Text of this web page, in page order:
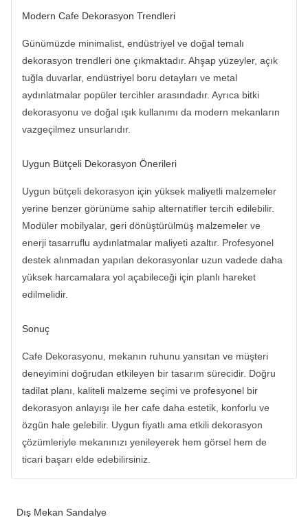
Modern Cafe Dekorasyon Trendleri
Günümüzde minimalist, endüstriyel ve doğal temalı
dekorasyon trendleri öne çıkmaktadır. Ahşap yüzeyler, açık
tuğla duvarlar, endüstriyel boru detayları ve metal
aydınlatmalar popüler tercihler arasındadır. Ayrıca bitki
dekorasyonu ve doğal ışık kullanımı da modern mekanların
vazgeçilmez unsurlarıdır.
Uygun Bütçeli Dekorasyon Önerileri
Uygun bütçeli dekorasyon için yüksek maliyetli malzemeler
yerine benzer görünüme sahip alternatifler tercih edilebilir.
Modüler mobilyalar, geri dönüştürülmüş malzemeler ve
enerji tasarruflu aydınlatmalar maliyeti azaltır. Profesyonel
destek alınmadan yapılan dekorasyonlar uzun vadede daha
yüksek harcamalara yol açabileceği için planlı hareket
edilmelidir.
Sonuç
Cafe Dekorasyonu, mekanın ruhunu yansıtan ve müşteri
deneyimini doğrudan etkileyen bir tasarım sürecidir. Doğru
tadilat planı, kaliteli malzeme seçimi ve profesyonel bir
dekorasyon anlayışı ile her cafe daha estetik, konforlu ve
özgün hale gelebilir. Uygun fiyatlı ama etkili dekorasyon
çözümleriyle mekanınızı yenileyerek hem görsel hem de
ticari başarı elde edebilirsiniz.
Dış Mekan Sandalye